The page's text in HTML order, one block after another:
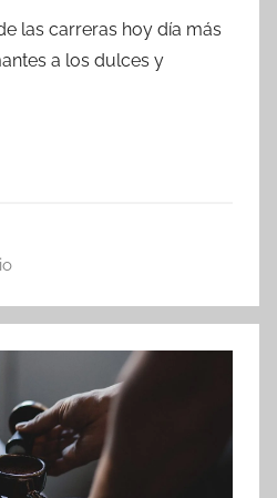
las carreras hoy día más
a los dulces y